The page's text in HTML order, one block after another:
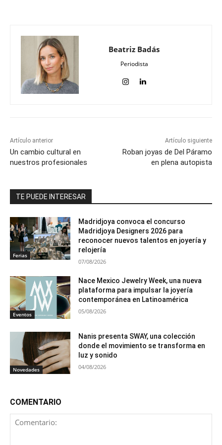
Beatriz Badás
Periodista
Artículo anterior
Un cambio cultural en
nuestros profesionales
Artículo siguiente
Roban joyas de Del Páramo
en plena autopista
TE PUEDE INTERESAR
Ferias
Madridjoya convoca el concurso
Madridjoya Designers 2026 para
reconocer nuevos talentos en joyería y
relojería
07/08/2026
Eventos
Nace Mexico Jewelry Week, una nueva
plataforma para impulsar la joyería
contemporánea en Latinoamérica
05/08/2026
Novedades
Nanis presenta SWAY, una colección
donde el movimiento se transforma en
luz y sonido
04/08/2026
COMENTARIO